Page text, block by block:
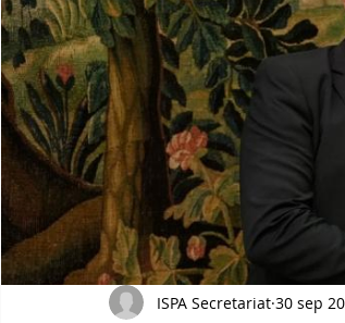
ISPA Secretariat 30 sep